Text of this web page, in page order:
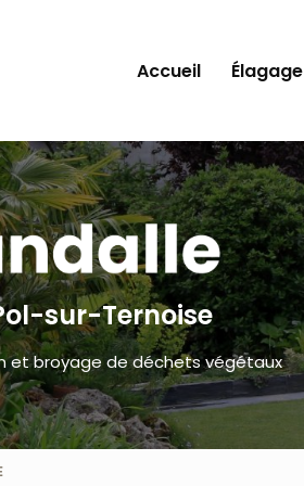
Accueil Élagage
sur-Ternoise
et broyage de déchets végétaux